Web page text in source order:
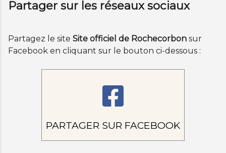
Partager sur les réseaux sociaux
Partagez le site Site officiel de Rochecorbon sur
Facebook en cliquant sur le bouton ci-dessous :
PARTAGER SUR FACEBOOK